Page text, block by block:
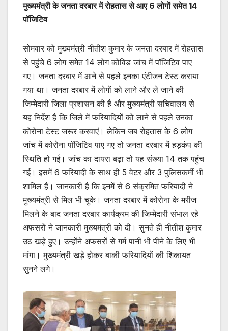
मुख्यमंत्री के जनता दरबार में रोहतास से आए 6 लोगों समेत 14
पॉजिटिव
सोमवार को मुख्यमंत्री नीतीश कुमार के जनता दरबार में रोहतास
से पहुंचे 6 लोग समेत 14 लोग कोविड जांच में पॉजिटिव पाए
गए। जनता दरबार में आने से पहले इनका एंटीजन टेस्ट कराया
गया था। जनता दरबार में लोगों को लाने और ले जाने की
जिम्मेदारी जिला प्रशासन की है और मुख्यमंत्री सचिवालय से
यह निर्देश है कि जिले में फरियादियों को लाने से पहले उनका
कोरोना टेस्ट जरूर करवाएं। लेकिन जब रोहतास के 6 लोग
जांच में कोरोना पॉजिटिव पाए गए तो जनता दरबार में हड़कंप की
स्थिति हो गई। जांच का दायरा बढ़ा तो यह संख्या 14 तक पहुंच
गई। इसमें 6 फरियादी के साथ ही 5 वेटर और 3 पुलिसकर्मी भी
शामिल हैं। जानकारी है कि इनमें से 6 संक्रमित फरियादी ने
मुख्यमंत्री से मिल भी चुके। जनता दरबार में कोरोना के मरीज
मिलने के बाद जनता दरबार कार्यक्रम की जिम्मेदारी संभाल रहे
अफसरों ने जानकारी मुख्यमंत्री को दी। सुनते ही नीतीश कुमार
उठ खड़े हुए। उन्होंने अफसरों से गर्म पानी भी पीने के लिए भी
मांगा। मुख्यमंत्री खड़े होकर बाकी फरियादियों की शिकायत
सुनने लगे।